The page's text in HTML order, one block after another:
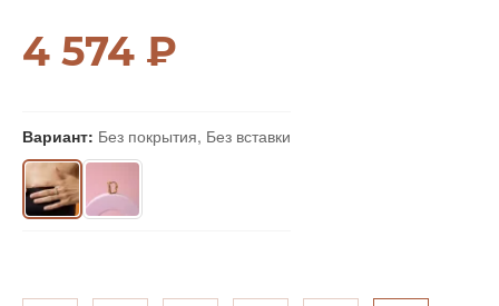
4 574 ₽
Вариант: Без покрытия, Без вставки